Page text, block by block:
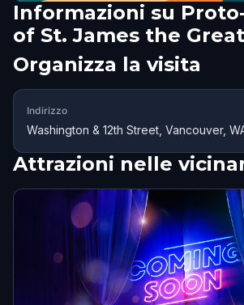
Informazioni su
of St. James the
Organizza la visita
Indirizzo
Washington & 12th Street, Vancouver,
Attrazioni nelle